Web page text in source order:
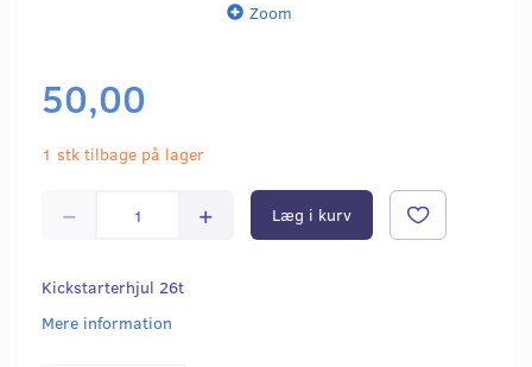
Zoom
50,00
1 stk tilbage på lager
Læg i kurv
Kickstarterhjul 26t
Mere information